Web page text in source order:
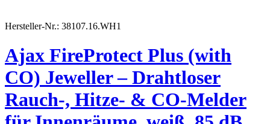
Hersteller-Nr.: 38107.16.WH1
Ajax FireProtect Plus (with
CO) Jeweller – Drahtloser
Rauch-, Hitze- & CO-Melder